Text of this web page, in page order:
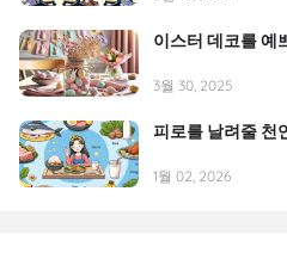
이스터 데코를 예
3월 30, 2025
피로를 날려줄 천
1월 02, 2026